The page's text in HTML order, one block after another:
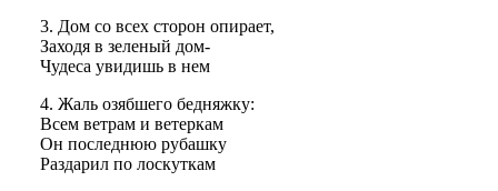
3. Дом со всех сторон опирает,
Заходя в зеленый дом-
Чудеса увидишь в нем
4. Жаль озябшего бедняжку:
Всем ветрам и ветеркам
Он последнюю рубашку
Раздарил по лоскуткам